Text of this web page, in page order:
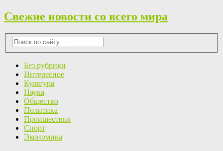
Свежие новости со всего мира
Без рубрики
Интересное
Культура
Наука
Общество
Политика
Проишествия
Спорт
Экономика